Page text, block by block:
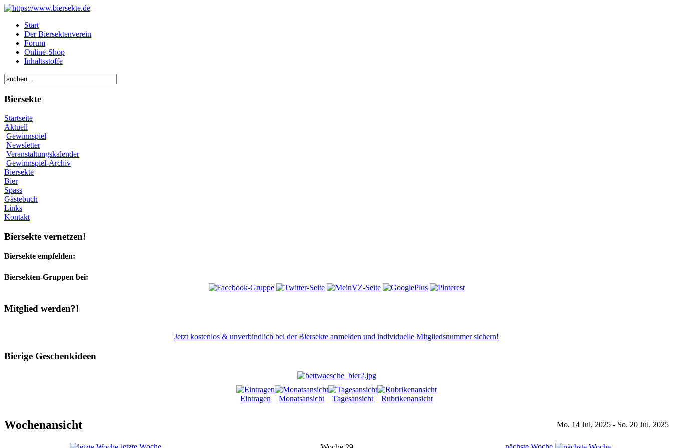
Start
Der Biersektenverein
Forum
Online-Shop
Inhaltsstoffe
Biersekte
Startseite
Aktuell
Gewinnspiel
Newsletter
Veranstaltungskalender
Gewinnspiel-Archiv
Biersekte
Bier
Spass
Gästebuch
Links
Kontakt
Biersekte vernetzen!
Biersekte empfehlen:
Biersekten-Gruppen bei:
Mitglied werden?!
Jetzt kostenlos & unverbindlich bei der Biersekte anmelden und individuelle Mitgliedsnummer sichern!
Bierige Geschenkideen
Eintragen Monatsansicht Tagesansicht Rubrikenansicht
Wochenansicht Mo. 14 Jul, 2025 - So. 20 Jul, 2025